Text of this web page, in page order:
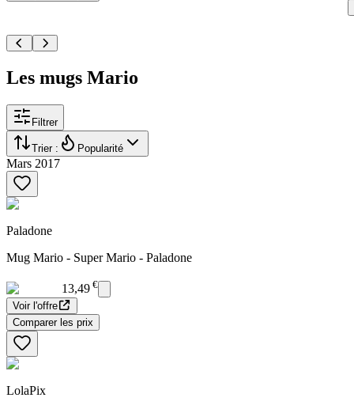
Les mugs Mario
Filtrer
Trier : Popularité
Mars 2017
Paladone
Mug Mario - Super Mario - Paladone
13,49 €
Voir l'offre
Comparer les prix
LolaPix